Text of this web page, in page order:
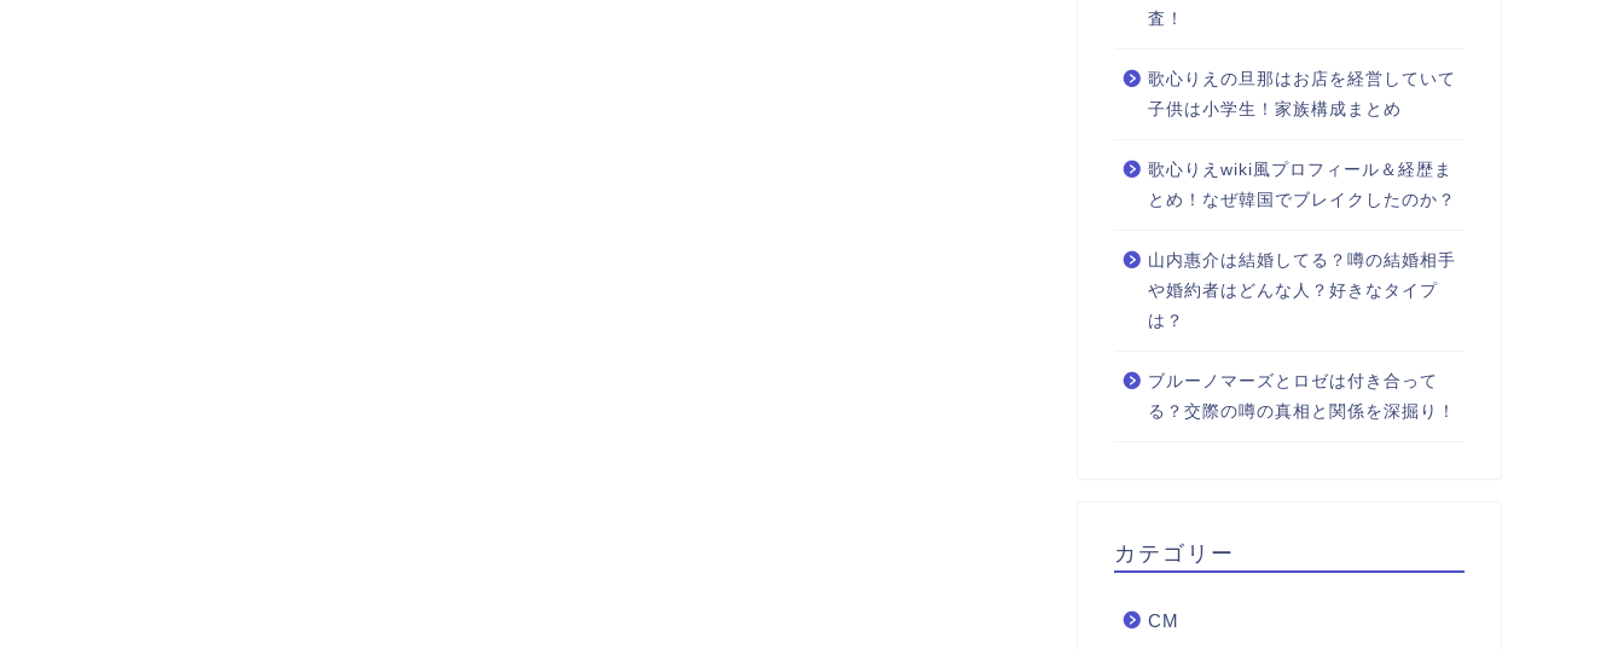
査！
歌心りえの旦那はお店を経営していて
子供は小学生！家族構成まとめ
歌心りえwiki風プロフィール＆経歴ま
とめ！なぜ韓国でブレイクしたのか？
山内惠介は結婚してる？噂の結婚相手
や婚約者はどんな人？好きなタイプ
は？
ブルーノマーズとロゼは付き合って
る？交際の噂の真相と関係を深掘り！
カテゴリー
CM